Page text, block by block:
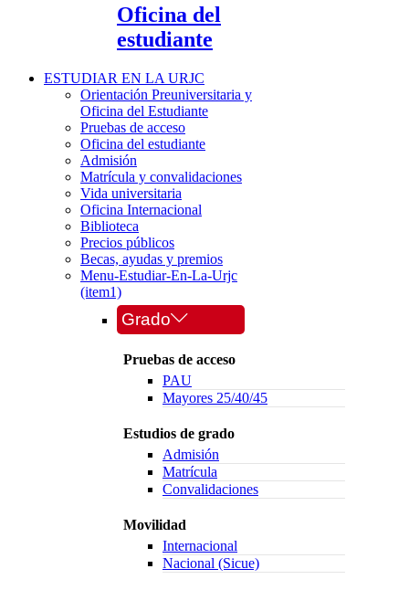
Oficina del
estudiante
ESTUDIAR EN LA URJC
Orientación Preuniversitaria y
Oficina del Estudiante
Pruebas de acceso
Oficina del estudiante
Admisión
Matrícula y convalidaciones
Vida universitaria
Oficina Internacional
Biblioteca
Precios públicos
Becas, ayudas y premios
Menu-Estudiar-En-La-Urjc
(item1)
Grado
Pruebas de acceso
PAU
Mayores 25/40/45
Estudios de grado
Admisión
Matrícula
Convalidaciones
Movilidad
Internacional
Nacional (Sicue)